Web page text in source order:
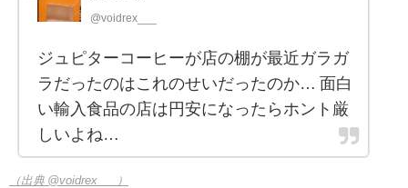
@voidrex___
ジュピターコーヒーが店の棚が最近ガラガ
ラだったのはこれのせいだったのか… 面白
い輸入食品の店は円安になったらホント厳
しいよね…
（出典 @voidrex___）